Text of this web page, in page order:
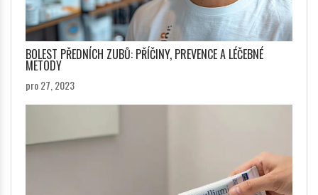
BOLEST PŘEDNÍCH ZUBŮ: PŘÍČINY, PREVENCE A LÉČEBNÉ
METODY
pro 27, 2023